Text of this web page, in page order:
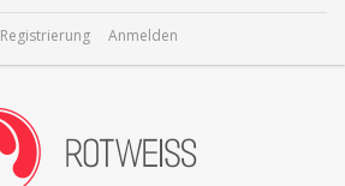
Registrierung Anmelden